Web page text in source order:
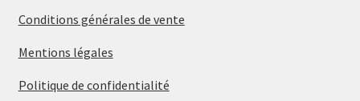
Conditions générales de vente
Mentions légales
Politique de confidentialité